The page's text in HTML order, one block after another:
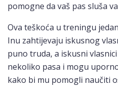
pomogne da vaš pas sluša
Ova teškoća u treningu
Inu zahtijevaju iskusnog
puno truda, a iskusni
nekoliko pasa i mogu
kako bi mu pomogli naučiti